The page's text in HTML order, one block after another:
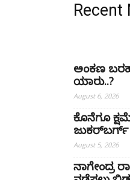
Recent
ಅಂಕಣ
ಯಾರು..?
August 6, 2026
ಕೊನೆಗೂ
ಜುಕರ್‌ಬರ್ಗ್
August 5, 2026
ನಾಗೇಂದ್ರ